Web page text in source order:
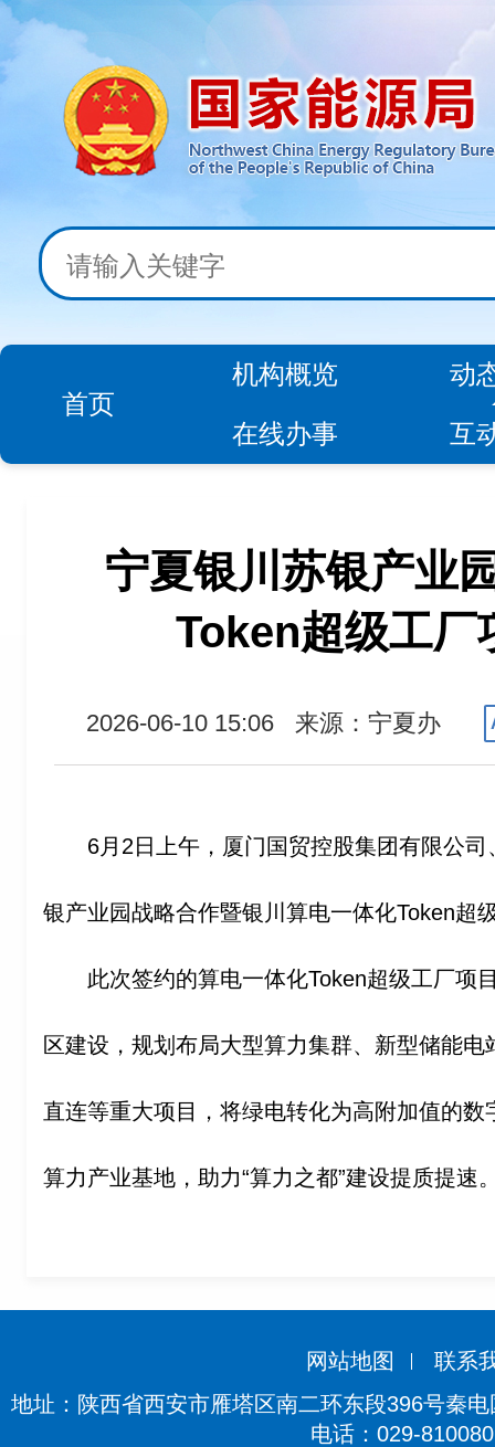
首页
机构概览
动
在线办事
互
宁夏银川苏银产业
Token超级工厂
2026-06-10 15:06 来源：宁夏办
6月2日上午，厦门国贸控股集团有限公
银产业园战略合作暨银川算电一体化Token超
此次签约的算电一体化Token超级工厂项
区建设，规划布局大型算力集群、新型储能
直连等重大项目，将绿电转化为高附加值的
算力产业基地，助力“算力之都”建设提质提速
网站地图
联系
地址：陕西省西安市雁塔区南二环东段396号秦
电话：029-